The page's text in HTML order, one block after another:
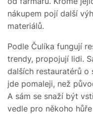
nákupem pojí další
materiálů.
Podle Čulíka fungují
trendy, propojují lidi.
dalších restauratérů o
jde pomaleji, než
A sám se snaží být
vedle pro někoho